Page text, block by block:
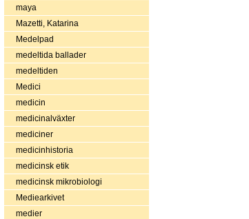
maya
Mazetti, Katarina
Medelpad
medeltida ballader
medeltiden
Medici
medicin
medicinalväxter
mediciner
medicinhistoria
medicinsk etik
medicinsk mikrobiologi
Mediearkivet
medier